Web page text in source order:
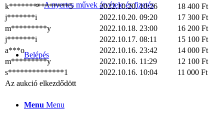
A nyertes művek átvétele és fizetés
Belépés
Menu Menu
k***************5
2022.10.20. 10:26 18 400 Ft
j*******i
2022.10.20. 09:20 17 300 Ft
m*********y
2022.10.18. 23:00 16 200 Ft
j*******i
2022.10.17. 08:11 15 100 Ft
a***o
2022.10.16. 23:42 14 000 Ft
m*********y
2022.10.16. 11:29 12 100 Ft
s**************1
2022.10.16. 10:04 11 000 Ft
Az aukció elkezdődött